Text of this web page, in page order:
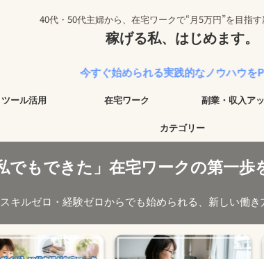
40代・50代主婦から、在宅ワークで“月5万円”を目指
稼げる私、はじめます。
今すぐ始められる実践的なノウハウをPDFでプレゼ
ール活用 在宅ワーク 副業・収入ア
カテゴリー
でもできた」在宅ワークの第一歩
スキルゼロ・経験ゼロからでも始められる、新しい働き